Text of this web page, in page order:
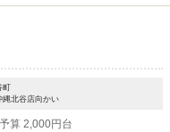
町
縄北谷店向かい
算 2,000円台